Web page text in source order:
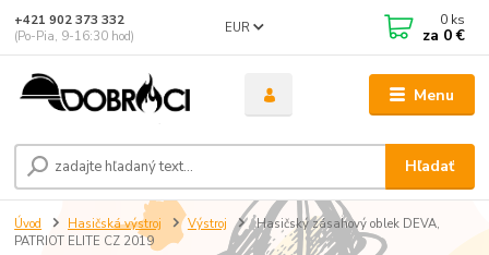
Menu
EUR
Hľadať
+421 902 373 332
(Po-Pia, 9-16:30 hod)
0 ks
za 0 €
Úvod Hasičská výstroj Výstroj
Hasičský zásahový oblek DEVA,
PATRIOT ELITE CZ 2019